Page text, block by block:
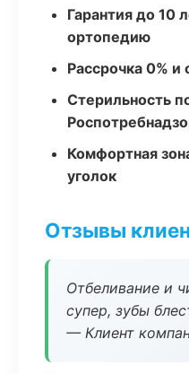
Гарантия до 10
ортопедию
Рассрочка 0% и
Стерильность
Комфортная
уголок
Отзывы
Отбеливание и
супер, зубы
— Клиент